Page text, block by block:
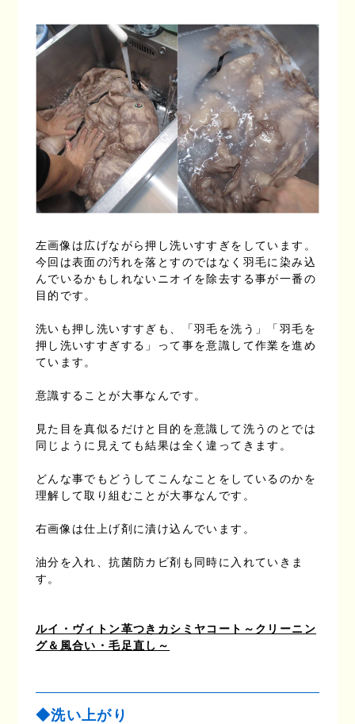
左画像は広げながら押し洗いすすぎをしています。
今回は表面の汚れを落とすのではなく羽毛に染み込
んでいるかもしれないニオイを除去する事が一番の
目的です。
洗いも押し洗いすすぎも、「羽毛を洗う」「羽毛を
押し洗いすすぎする」って事を意識して作業を進め
ています。
意識することが大事なんです。
見た目を真似るだけと目的を意識して洗うのとでは
同じように見えても結果は全く違ってきます。
どんな事でもどうしてこんなことをしているのかを
理解して取り組むことが大事なんです。
右画像は仕上げ剤に漬け込んでいます。
油分を入れ、抗菌防カビ剤も同時に入れていきま
す。
ルイ・ヴィトン革つきカシミヤコート～クリーニン
グ＆風合い・毛足直し～
◆洗い上がり